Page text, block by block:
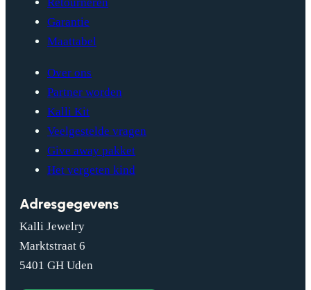
Retourneren
Garantie
Maattabel
Over ons
Partner worden
Kalli Kit
Veelgestelde vragen
Give away pakket
Het vergeten kind
Adresgegevens
Kalli Jewelry
Marktstraat 6
5401 GH Uden